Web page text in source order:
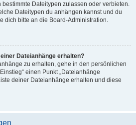
Dateitypen zulassen oder verbieten.
Dateitypen du anhängen kannst und du
dich bitte an die Board-Administration.
Dateianhänge erhalten?
zu erhalten, gehe in den persönlichen
einen Punkt „Dateianhänge
deiner Dateianhänge erhalten und diese